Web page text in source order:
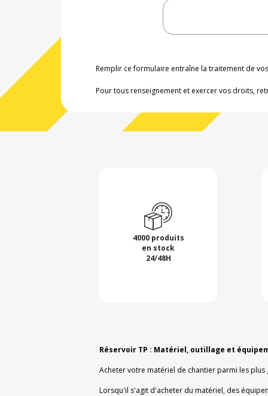
Remplir ce formulaire entraîne la traitement de
Pour tous renseignement et exercer vos droits,
4000 produits
en stock
24/48H
Réservoir TP : Matériel, outillage et
Acheter votre matériel de chantier parmi les
Lorsqu'il s'agit d'acheter du matériel, des